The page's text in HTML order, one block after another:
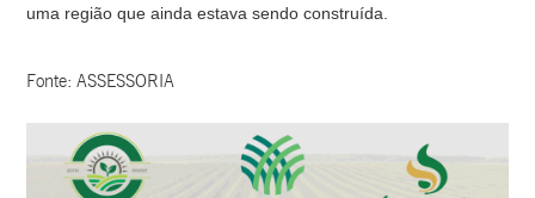
uma região que ainda estava sendo construída.
Fonte: ASSESSORIA